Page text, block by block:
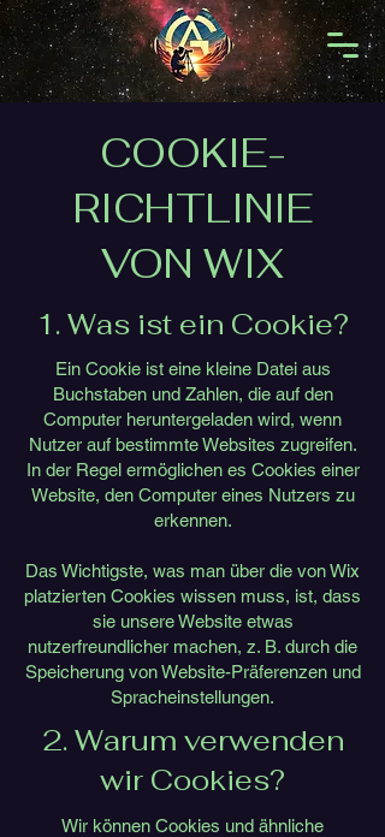
COOKIE-
RICHTLINIE
VON WIX
1. Was ist ein Cookie?
Ein Cookie ist eine kleine Datei aus
Buchstaben und Zahlen, die auf den
Computer heruntergeladen wird, wenn
Nutzer auf bestimmte Websites zugreifen.
In der Regel ermöglichen es Cookies einer
Website, den Computer eines Nutzers zu
erkennen.
Das Wichtigste, was man über die von Wix
platzierten Cookies wissen muss, ist, dass
sie unsere Website etwas
nutzerfreundlicher machen, z. B. durch die
Speicherung von Website-Präferenzen und
Spracheinstellungen.
2. Warum verwenden
wir Cookies?
Wir können Cookies und ähnliche